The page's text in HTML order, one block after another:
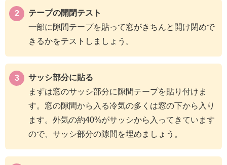
テープの開閉テスト
一部に隙間テープを貼って窓がきちんと開け閉めで
きるかをテストしましょう。
サッシ部分に貼る
まずは窓のサッシ部分に隙間テープを貼り付けま
す。窓の隙間から入る冷気の多くは窓の下から入り
ます。外気の約40%がサッシから入ってきています
ので、サッシ部分の隙間を埋めましょう。